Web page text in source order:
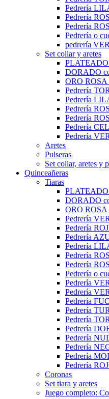
Pedrería
Pedrería
Pedrería
Pedrería o
pedrería
Set collar y aretes
PLATEADO
DORADO
ORO ROSA
Pedrería
Pedrería
Pedrería
Pedrería
Pedrería
Pedrería
Aretes
Pulseras
Set collar, aretes y
Quinceañeras
Tiaras
PLATEADO
DORADO
ORO ROSA
Pedrería
Pedrería
Pedrería
Pedrería
Pedrería
Pedrería
Pedrería o
Pedrería
Pedrería
Pedrería
Pedrería
Pedrería
Pedrería
Pedrería
Pedrería
Pedrería
Pedrería
Coronas
Set tiara y aretes
Juego completo: